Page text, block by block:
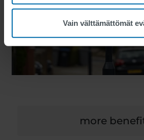
Vain välttämättömät
more